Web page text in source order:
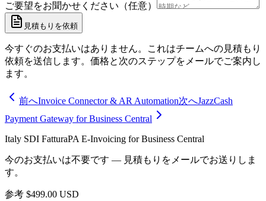
ご要望をお聞かせください（任意）
見積もりを依頼
今すぐのお支払いはありません。これはチームへの見積もり
依頼を送信します。価格と次のステップをメールでご案内し
ます。
前へInvoice Connector & AR Automation次へJazzCash
Payment Gateway for Business Central
Italy SDI FatturaPA E-Invoicing for Business Central
今のお支払いは不要です — 見積もりをメールでお送りしま
す。
参考 $499.00 USD